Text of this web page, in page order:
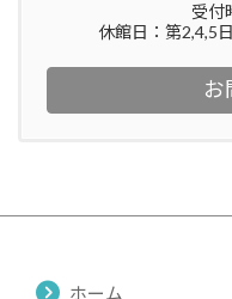
受付
休館日：第2,4,5
お
ホーム